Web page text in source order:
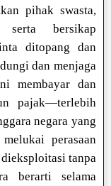
pihak swasta,
serta bersikap
ditopang dan
dan menjaga
membayar dan
pajak—terlebih
negara yang
perasaan
tanpa
berarti selama